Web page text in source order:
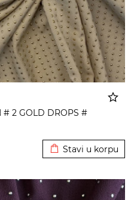
# 2 GOLD DROPS #
Stavi u korpu